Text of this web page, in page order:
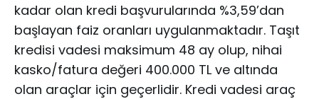
kadar olan kredi başvurularında %3,59’dan
başlayan faiz oranları uygulanmaktadır. Taşıt
kredisi vadesi maksimum 48 ay olup, nihai
kasko/fatura değeri 400.000 TL ve altında
olan araçlar için geçerlidir. Kredi vadesi araç